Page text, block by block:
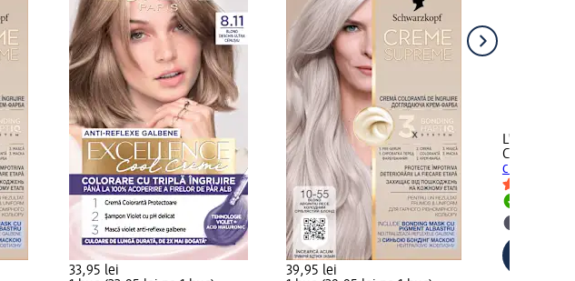
33,95 lei
39,95 lei
L'ORÉAL
Creme
cu amoniac